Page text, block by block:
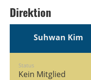
Direktion
Suhwan Kim
Status
Kein Mitglied